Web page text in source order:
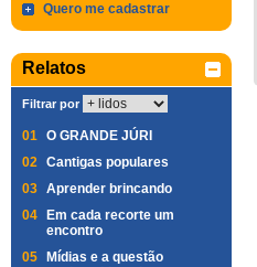
Quero me cadastrar
Relatos
Filtrar por
01 O GRANDE JÚRI
02 Cantigas populares
03 Aprender brincando
04
Em cada recorte um
encontro
05
Mídias e a questão